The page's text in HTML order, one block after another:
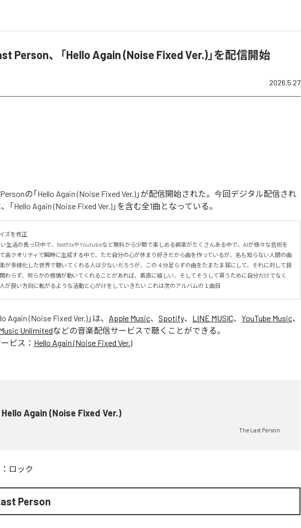
Person、「Hello Again (Noise Fixed Ver.)」を配信開始
2026.5.27
の「Hello Again (Noise Fixed Ver.)」が配信開始された。今回デジタル配信され
「Hello Again (Noise Fixed Ver.)」を含む全1曲となっている。
ズを修正
生活の真っ只中で、NetfilxやYoutubeなど無料から少額で楽しめる娯楽がたくさんある中で、AIが様々な芸術を
高クオリティで瞬時に生成する中で、ただ自分の心が休まり好きだから曲を作っているが、名も知らない人間の曲
が多様化した世界で聴いてくれる人は少ないだろうが、この４分足らずの曲をたまたま耳にして、それに対して良
わらず、何らかの感情が動いてくれることがあれば、素直に嬉しい、そしてそうして貰うために自分だけでなく
が良い方向に転がるような活動と心がけをしていきたい これは次のアルバムの１曲目
Again (Noise Fixed Ver.) 」は、 Apple Music、 Spotify、 LINE MUSIC、 YouTube Music、
Unlimitedなどの音楽配信サービスで聴くことができる。
ビス： Hello Again (Noise Fixed Ver.)
Hello Again (Noise Fixed Ver.)
The Last Person
ロック
Person